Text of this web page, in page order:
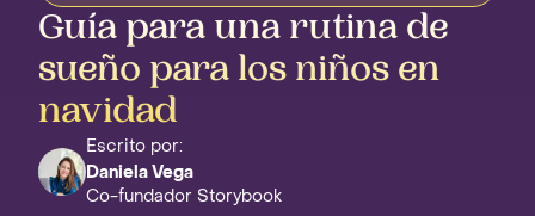
Guía para una rutina de
sueño para los niños en
navidad
Escrito por:
Daniela Vega
Co-fundador Storybook